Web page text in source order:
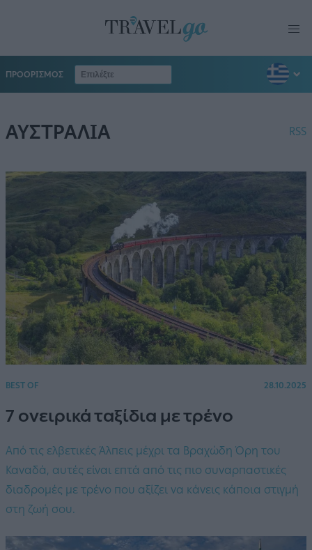
ΠΡΟΟΡΙΣΜΟΣ
ΑΥΣΤΡΑΛΙΑ RSS
BEST OF 28.10.2025
7 ονειρικά ταξίδια με τρένο
Από τις ελβετικές Άλπεις μέχρι τα Βραχώδη Όρη του
Καναδά, αυτές είναι επτά από τις πιο συναρπαστικές
διαδρομές με τρένο που αξίζει να κάνεις κάποια στιγμή
στη ζωή σου.